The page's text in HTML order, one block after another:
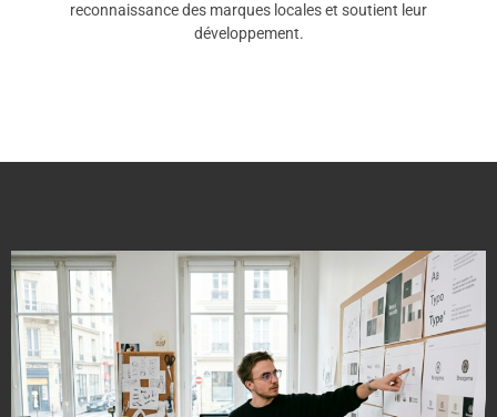
reconnaissance des marques locales et soutient leur
développement.